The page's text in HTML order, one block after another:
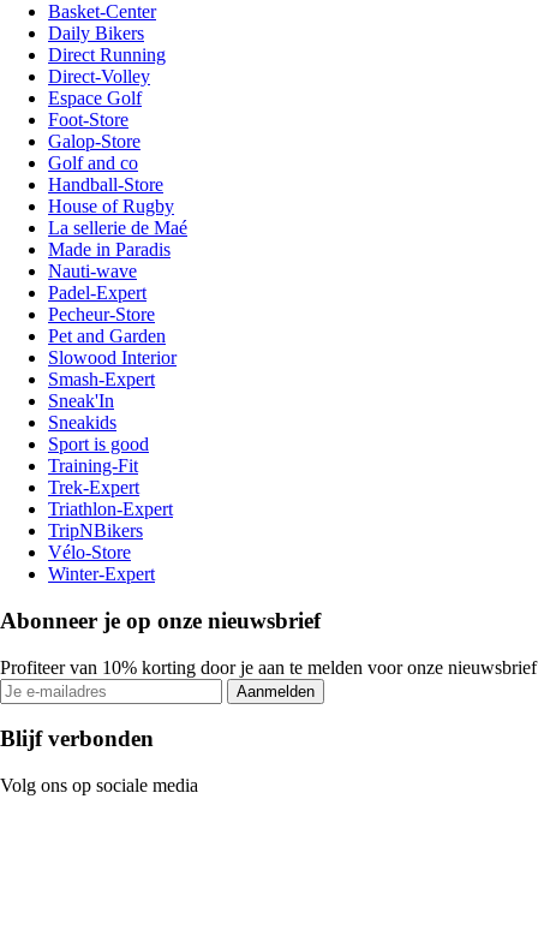
Basket-Center
Daily Bikers
Direct Running
Direct-Volley
Espace Golf
Foot-Store
Galop-Store
Golf and co
Handball-Store
House of Rugby
La sellerie de Maé
Made in Paradis
Nauti-wave
Padel-Expert
Pecheur-Store
Pet and Garden
Slowood Interior
Smash-Expert
Sneak'In
Sneakids
Sport is good
Training-Fit
Trek-Expert
Triathlon-Expert
TripNBikers
Vélo-Store
Winter-Expert
Abonneer je op onze nieuwsbrief
Profiteer van 10% korting door je aan te melden voor onze nieuwsbrief
Aanmelden
Blijf verbonden
Volg ons op sociale media